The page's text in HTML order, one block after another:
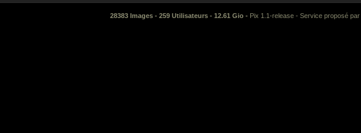
28383 Images - 259 Utilisateurs - 12.61 Gio - Pix 1.1-release - Service proposé par